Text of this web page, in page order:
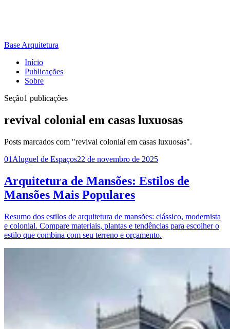
Base Arquitetura
Início
Publicações
Sobre
Seção1 publicações
revival colonial em casas luxuosas
Posts marcados com "revival colonial em casas luxuosas".
01 Aluguel de Espaços22 de novembro de 2025
Arquitetura de Mansões: Estilos de
Mansões Mais Populares
Resumo dos estilos de arquitetura de mansões: clássico, modernista
e colonial. Compare materiais, plantas e tendências para escolher o
estilo que combina com seu terreno e orçamento.